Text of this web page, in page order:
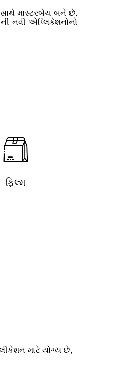
સાથે માસ્ટરબેચ બને છે.
નવી એપ્લિકેશનોનો
ફિલ્મ
માટે યોગ્ય છે,